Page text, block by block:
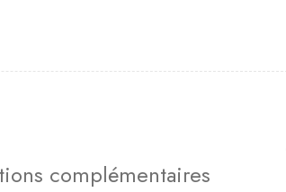
complémentaires